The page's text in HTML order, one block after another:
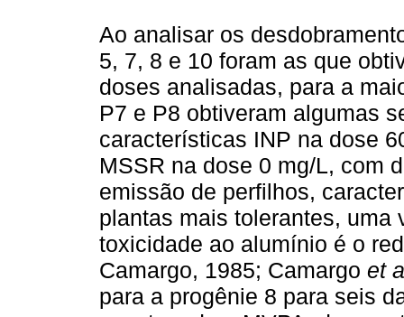
Ao analisar os
5, 7, 8 e 10 foram as que
doses analisadas, para a
P7 e P8 obtiveram algumas
características INP na dose
MSSR na dose 0 mg/L, com
emissão de perfilhos,
plantas mais tolerantes, uma
toxicidade ao alumínio é o
Camargo, 1985; Camargo et
para a progênie 8 para seis